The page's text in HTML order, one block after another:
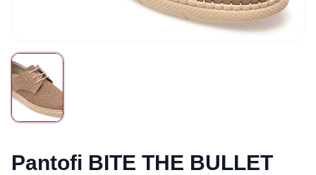
Pantofi BITE THE BULLET